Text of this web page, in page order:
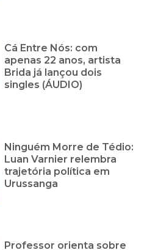
Cá Entre Nós: com
apenas 22 anos, artista
Brida já lançou dois
singles (ÁUDIO)
Ninguém Morre de Tédio:
Luan Varnier relembra
trajetória política em
Urussanga
Professor orienta sobre